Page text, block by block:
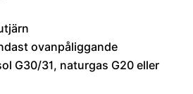
ovanpåliggande
G30/31, naturgas G20 eller